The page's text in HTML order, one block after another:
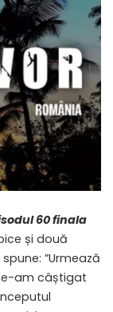
60 finala
și două
”Urmează
am câștigat